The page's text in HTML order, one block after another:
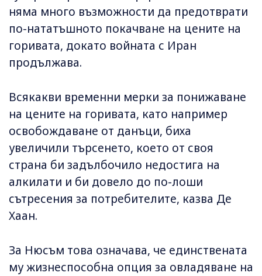
няма много възможности да предотврати
по-нататъшното покачване на цените на
горивата, докато войната с Иран
продължава.
Всякакви временни мерки за понижаване
на цените на горивата, като например
освобождаване от данъци, биха
увеличили търсенето, което от своя
страна би задълбочило недостига на
алкилати и би довело до по-лоши
сътресения за потребителите, казва Де
Хаан.
За Нюсъм това означава, че единствената
му жизнеспособна опция за овладяване на